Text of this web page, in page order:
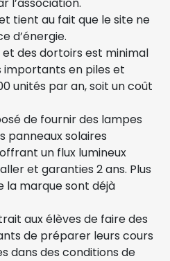
tient au fait que le site ne
d’énergie.
et des dortoirs est minimal
en piles et
unités par an, soit un coût
de fournir des lampes
panneaux solaires
un flux lumineux
et garanties 2 ans. Plus
la marque sont déjà
aux élèves de faire des
de préparer leurs cours
dans des conditions de